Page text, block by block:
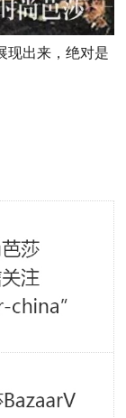
现出来，绝对是